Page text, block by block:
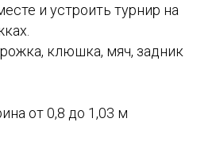
и устроить турнир на
клюшка, мяч, задник
от 0,8 до 1,03 м